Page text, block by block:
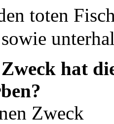
toten
hat
Zweck